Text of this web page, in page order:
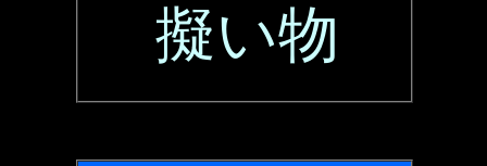
擬い物